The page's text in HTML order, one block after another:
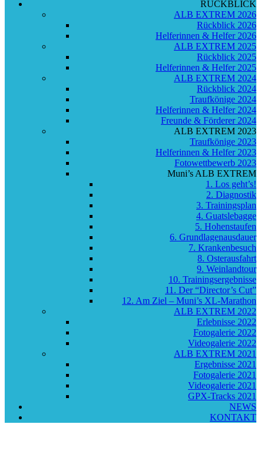
RÜCKBLICK
ALB EXTREM 2026
Rückblick 2026
Helferinnen & Helfer 2026
ALB EXTREM 2025
Rückblick 2025
Helferinnen & Helfer 2025
ALB EXTREM 2024
Rückblick 2024
Traufkönige 2024
Helferinnen & Helfer 2024
Freunde & Förderer 2024
ALB EXTREM 2023
Traufkönige 2023
Helferinnen & Helfer 2023
Fotowettbewerb 2023
Muni’s ALB EXTREM
1. Los geht’s!
2. Diagnostik
3. Trainingsplan
4. Guatslebagge
5. Hohenstaufen
6. Grundlagenausdauer
7. Krankenbesuch
8. Osterausfahrt
9. Weinlandtour
10. Trainingsergebnisse
11. Der “Director’s Cut”
12. Am Ziel – Muni’s XL-Marathon
ALB EXTREM 2022
Erlebnisse 2022
Fotogalerie 2022
Videogalerie 2022
ALB EXTREM 2021
Ergebnisse 2021
Fotogalerie 2021
Videogalerie 2021
GPX-Tracks 2021
NEWS
KONTAKT